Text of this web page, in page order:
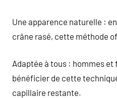
Une apparence naturelle :
crâne rasé, cette méthode
Adaptée à tous : hommes et
bénéficier de cette
capillaire restante.